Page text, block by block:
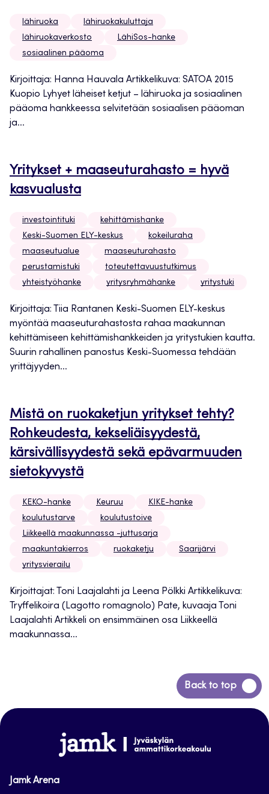
lähiruoka
lähiruokakuluttaja
lähiruokaverkosto
LähiSos-hanke
sosiaalinen pääoma
Kirjoittaja: Hanna Hauvala Artikkelikuva: SATOA 2015
Kuopio Lyhyet läheiset ketjut – lähiruoka ja sosiaalinen
pääoma hankkeessa selvitetään sosiaalisen pääoman
ja...
Yritykset + maaseuturahasto = hyvä
kasvualusta
investointituki
kehittämishanke
Keski-Suomen ELY-keskus
kokeiluraha
maaseutualue
maaseuturahasto
perustamistuki
toteutettavuustutkimus
yhteistyöhanke
yritysryhmähanke yritystuki
Kirjoittaja: Tiia Rantanen Keski-Suomen ELY-keskus
myöntää maaseuturahastosta rahaa maakunnan
kehittämiseen kehittämishankkeiden ja yritystukien kautta.
Suurin rahallinen panostus Keski-Suomessa tehdään
yrittäjyyden...
Mistä on ruokaketjun yritykset tehty?
Rohkeudesta, kekseliäisyydestä,
kärsivällisyydestä sekä epävarmuuden
sietokyvystä
KEKO-hanke Keuruu
KIKE-hanke
koulutustarve
koulutustoive
Liikkeellä maakunnassa -juttusarja
maakuntakierros
ruokaketju
Saarijärvi
yritysvierailu
Kirjoittajat: Toni Laajalahti ja Leena Pölkki Artikkelikuva:
Tryffelikoira (Lagotto romagnolo) Pate, kuvaaja Toni
Laajalahti Artikkeli on ensimmäinen osa Liikkeellä
maakunnassa...
Back to top
Siirry
takaisin
www.jamk.fi
Jamk Arena